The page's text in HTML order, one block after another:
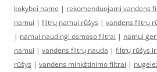
kokybei name | rekomenduojami vandens
namui | filtrų namui rūšys | vandens filtrų
| namui naudingi osmoso filtrai | namui
namui | vandens filtrų nauda | filtrų rūšys
rūšys | vandens minkštinimo filtrai |